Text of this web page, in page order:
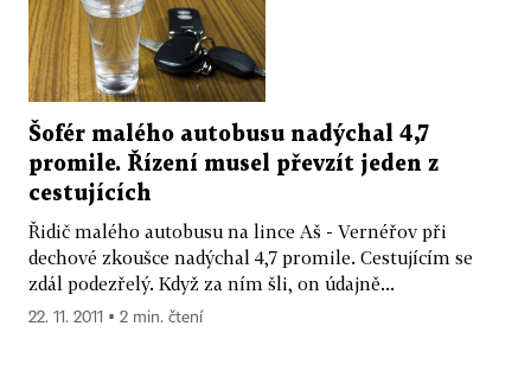
Šofér malého autobusu nadýchal 4,7
promile. Řízení musel převzít jeden z
cestujících
Řidič malého autobusu na lince Aš - Vernéřov při
dechové zkoušce nadýchal 4,7 promile. Cestujícím se
zdál podezřelý. Když za ním šli, on údajně...
22. 11. 2011 ▪ 2 min. čtení